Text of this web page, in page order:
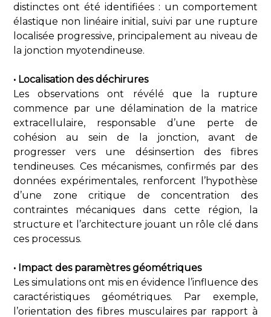
distinctes ont été identifiées : un comportement
élastique non linéaire initial, suivi par une rupture
localisée progressive, principalement au niveau de
la jonction myotendineuse.
• Localisation des déchirures
Les observations ont révélé que la rupture
commence par une délamination de la matrice
extracellulaire, responsable d’une perte de
cohésion au sein de la jonction, avant de
progresser vers une désinsertion des fibres
tendineuses. Ces mécanismes, confirmés par des
données expérimentales, renforcent l’hypothèse
d’une zone critique de concentration des
contraintes mécaniques dans cette région, la
structure et l’architecture jouant un rôle clé dans
ces processus.
• Impact des paramètres géométriques
Les simulations ont mis en évidence l’influence des
caractéristiques géométriques. Par exemple,
l’orientation des fibres musculaires par rapport à